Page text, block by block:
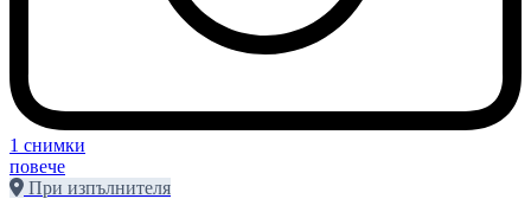
1 снимки
повече
При изпълнителя